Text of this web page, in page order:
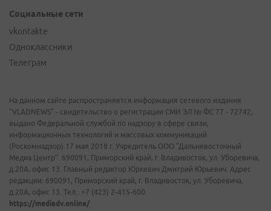
Социальные сети
vkontakte
Одноклассники
Телеграм
На данном сайте распространяется информация сетевого издания
"VLADNEWS" - свидетельство о регистрации СМИ ЭЛ № ФС 77 - 72742,
выдано Федеральной службой по надзору в сфере связи,
информационных технологий и массовых коммуникаций
(Роскомнадзор) 17 мая 2018 г. Учредитель ООО "Дальневосточный
Медиа Центр". 690091, Приморский край, г. Владивосток, ул. Уборевича,
д.20А, офис 13. Главный редактор Юркевич Дмитрий Юрьевич. Адрес
редакции: 690091, Приморский край, г. Владивосток, ул. Уборевича,
д.20А, офис 13. Тел.: +7 (423) 2-415-600.
https://mediadv.online/